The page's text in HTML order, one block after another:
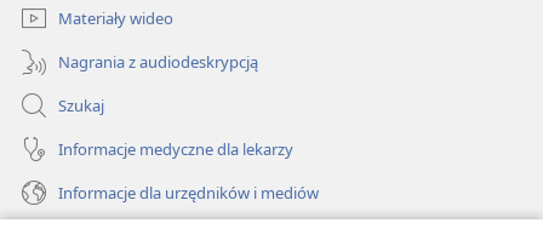
Materiały wideo
Nagrania z audiodeskrypcją
Szukaj
Informacje medyczne dla lekarzy
Informacje dla urzędników i mediów